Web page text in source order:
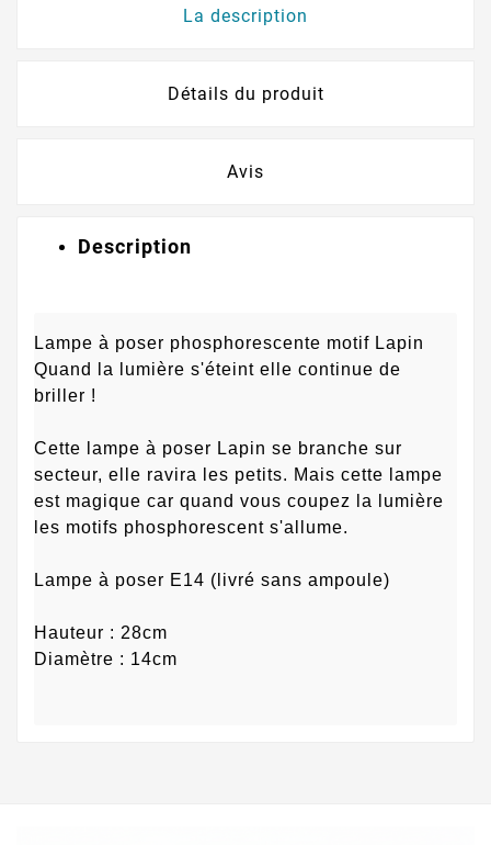
La description
Détails du produit
Avis
Description
Lampe à poser phosphorescente motif Lapin
Quand la lumière s'éteint elle continue de
briller !
Cette lampe à poser Lapin se branche sur
secteur, elle ravira les petits. Mais cette lampe
est magique car quand vous coupez la lumière
les motifs phosphorescent s'allume.
Lampe à poser E14 (livré sans ampoule)
Hauteur : 28cm
Diamètre : 14cm